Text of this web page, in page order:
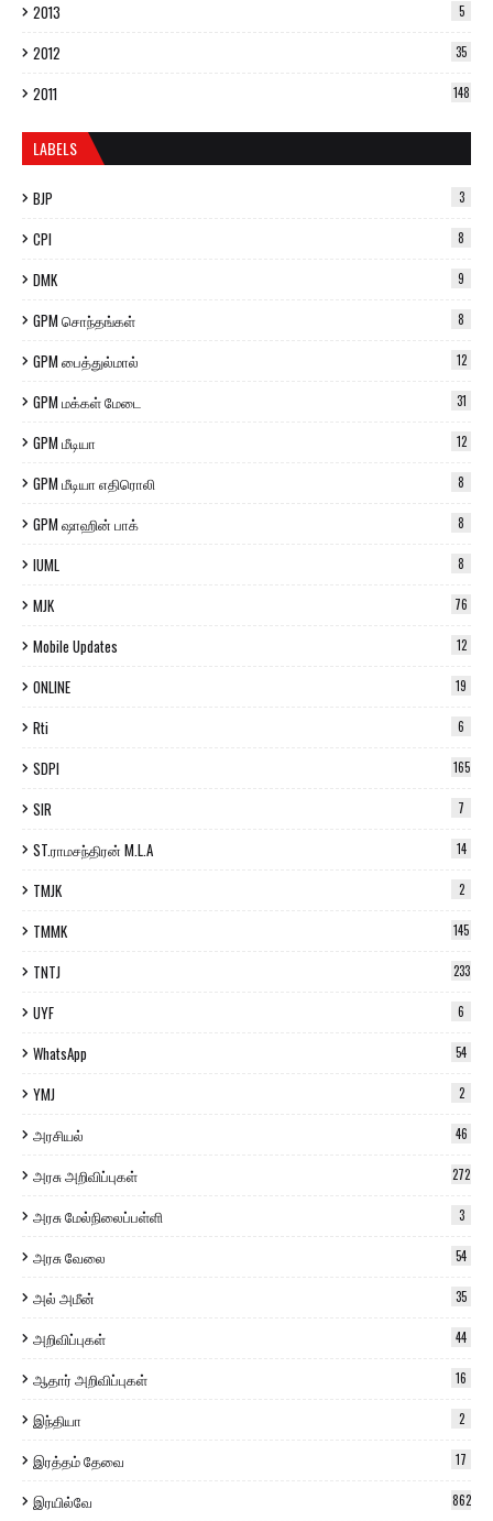
2013 5
2012 35
2011 148
LABELS
BJP 3
CPI 8
DMK 9
GPM சொந்தங்கள் 8
GPM பைத்துல்மால் 12
GPM மக்கள் மேடை 31
GPM மீடியா 12
GPM மீடியா எதிரொலி 8
GPM ஷாஹின் பாக் 8
IUML 8
MJK 76
Mobile Updates 12
ONLINE 19
Rti 6
SDPI 165
SIR 7
ST.ராமசந்திரன் M.L.A 14
TMJK 2
TMMK 145
TNTJ 233
UYF 6
WhatsApp 54
YMJ 2
அரசியல் 46
அரசு அறிவிப்புகள் 272
அரசு மேல்நிலைப்பள்ளி 3
அரசு வேலை 54
அல் அமீன் 35
அறிவிப்புகள் 44
ஆதார் அறிவிப்புகள் 16
இந்தியா 2
இரத்தம் தேவை 17
இரயில்வே 862